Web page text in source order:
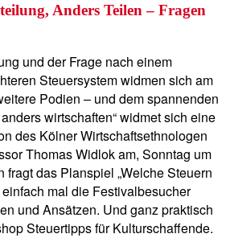
Anders Teilen – Fragen
und der Frage nach einem
Steuersystem widmen sich am
Podien – und dem spannenden
wirtschaften“ widmet sich eine
des Kölner Wirtschaftsethnologen
Thomas Widlok am, Sonntag um
fragt das Planspiel „Welche Steuern
mal die Festivalbesucher
und Ansätzen. Und ganz praktisch
Steuertipps für Kulturschaffende.